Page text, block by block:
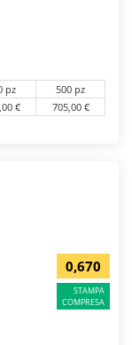
pz
500 pz
€ 705,00 €
0,670
STAMPA
COMPRESA